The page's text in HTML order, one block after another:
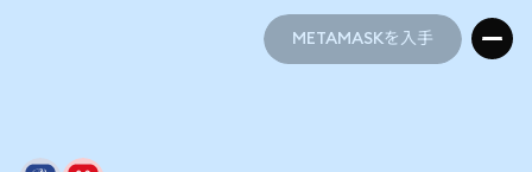
METAMASKを入手